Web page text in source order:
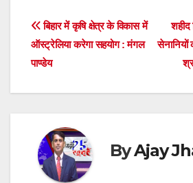
s
A
p
e
b
o
er e
n
er
a
d
ar
e
Post
navigation
शहीद
सेनानियों
बिहार में कृषि क्षेत्र के विकास में
ऑस्ट्रेलिया करेगा सहयोग : मंगल
पाण्डेय
ByAjay